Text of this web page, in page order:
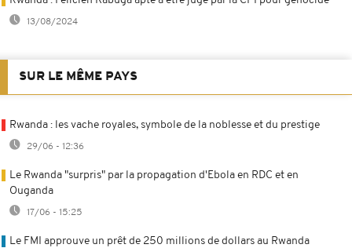
13/08/2024
SUR LE MÊME PAYS
Rwanda : les vache royales, symbole de la noblesse et du prestige
29/06 - 12:36
Le Rwanda "surpris" par la propagation d'Ebola en RDC et en
Ouganda
17/06 - 15:25
Le FMI approuve un prêt de 250 millions de dollars au Rwanda